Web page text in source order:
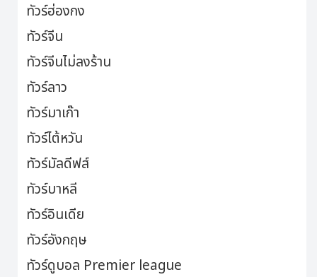
ทัวร์ฮ่องกง
ทัวร์จีน
ทัวร์จีนไม่ลงร้าน
ทัวร์ลาว
ทัวร์มาเก๊า
ทัวร์ไต้หวัน
ทัวร์มัลดีฟส์
ทัวร์บาหลี
ทัวร์อินเดีย
ทัวร์อังกฤษ
ทัวร์ดูบอล Premier league